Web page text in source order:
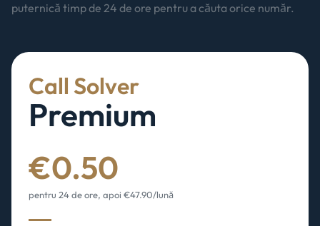
puternică timp de 24 de ore pentru a căuta orice număr.
Call Solver
Premium
€0.50
pentru 24 de ore, apoi €47.90/lună